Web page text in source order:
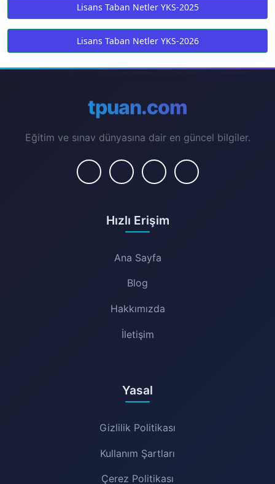
Lisans Taban Netler YKS-2025
Lisans Taban Netler YKS-2026
tpuan.com
Eğitim ve sınav dünyasına dair en güncel bilgiler.
Hızlı Erişim
Ana Sayfa
Blog
Hakkımızda
İletişim
Yasal
Gizlilik Politikası
Kullanım Şartları
Çerez Politikası